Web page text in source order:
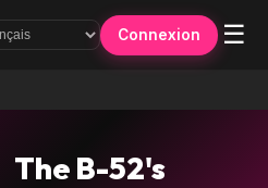
Connexion ☰
The B-52's